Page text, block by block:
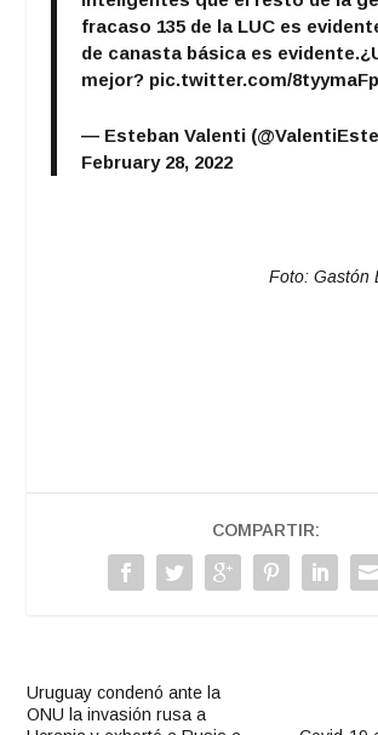
fracaso 135 de la LUC es
de canasta básica es
mejor? pic.twitter.com/
— Esteban Valenti
February 28, 2022
Foto: Gastón
COMPARTIR:
Uruguay condenó ante la
ONU la invasión rusa a